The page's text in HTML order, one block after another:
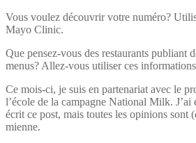
Vous voulez découvrir votre numéro?
Mayo Clinic.
Que pensez-vous des restaurants publiant
menus? Allez-vous utiliser ces
Ce mois-ci, je suis en partenariat avec le
l’école de la campagne National Milk. J’ai
écrit ce post, mais toutes les opinions sont
mienne.